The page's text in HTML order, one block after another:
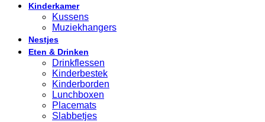
Kinderkamer
Kussens
Muziekhangers
Nestjes
Eten & Drinken
Drinkflessen
Kinderbestek
Kinderborden
Lunchboxen
Placemats
Slabbetjes